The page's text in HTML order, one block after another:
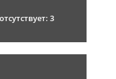
3